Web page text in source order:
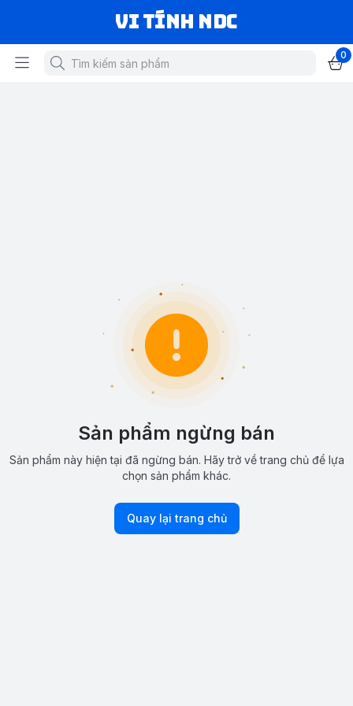
VI TÍNH NDC
0
Sản phẩm ngừng bán
Sản phẩm này hiện tại đã ngừng bán. Hãy trở về trang chủ để lựa
chọn sản phẩm khác.
Quay lại trang chủ